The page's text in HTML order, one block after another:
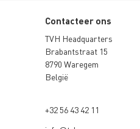
Contacteer ons
TVH Headquarters
Brabantstraat 15
8790 Waregem
België
+32 56 43 42 11